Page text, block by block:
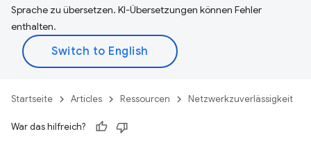
Sprache zu übersetzen. KI-Übersetzungen können Fehler
enthalten.
Startseite Articles Ressourcen Netzwerkzuverlässigkeit
War das hilfreich?